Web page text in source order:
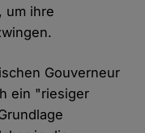
um ihre
Gouverneur
ein "riesiger